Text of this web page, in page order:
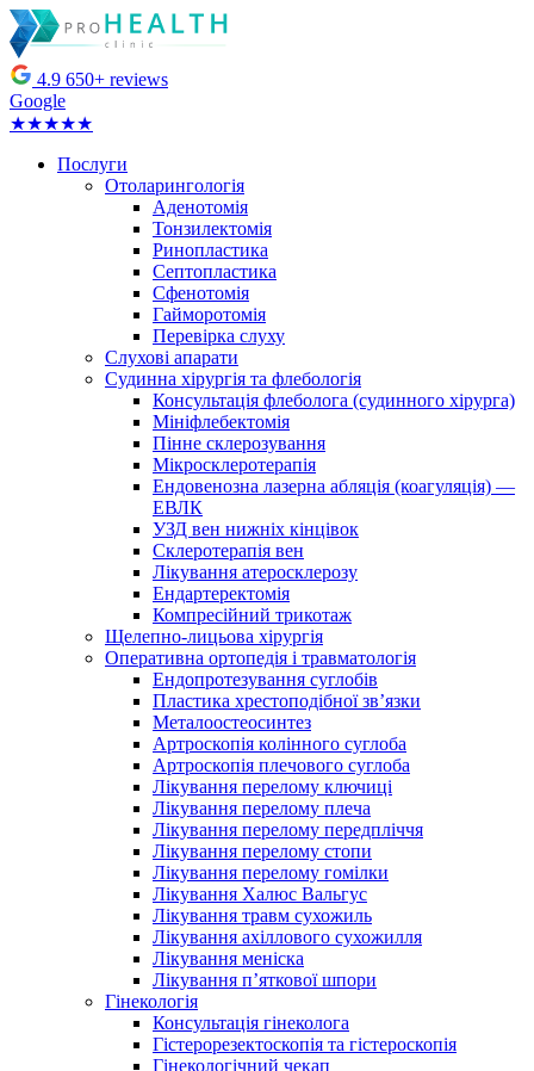
4.9 650+ reviews
Google
★★★★★
Послуги
Отоларингологія
Аденотомія
Тонзилектомія
Ринопластика
Септопластика
Сфенотомія
Гайморотомія
Перевірка слуху
Слухові апарати
Судинна хірургія та флебологія
Консультація флеболога (судинного хірурга)
Мініфлебектомія
Пінне склерозування
Мікросклеротерапія
Ендовенозна лазерна абляція (коагуляція) —
ЕВЛК
УЗД вен нижніх кінцівок
Склеротерапія вен
Лікування атеросклерозу
Ендартеректомія
Компресійний трикотаж
Щелепно-лицьова хірургія
Оперативна ортопедія і травматологія
Ендопротезування суглобів
Пластика хрестоподібної зв’язки
Металоостеосинтез
Артроскопія колінного суглоба
Артроскопія плечового суглоба
Лікування перелому ключиці
Лікування перелому плеча
Лікування перелому передпліччя
Лікування перелому стопи
Лікування перелому гомілки
Лікування Халюс Вальгус
Лікування травм сухожиль
Лікування ахіллового сухожилля
Лікування меніска
Лікування п’яткової шпори
Гінекологія
Консультація гінеколога
Гістерорезектоскопія та гістероскопія
Гінекологічний чекап